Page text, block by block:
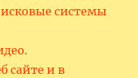
системы
сайте и в